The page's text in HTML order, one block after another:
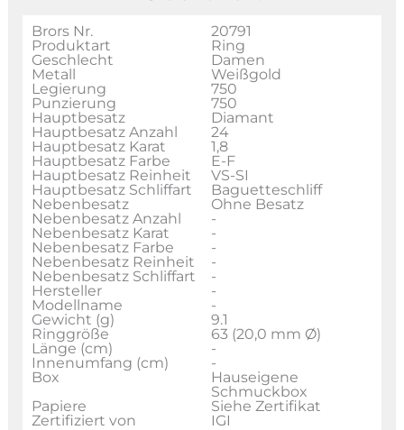
Brors Nr.
20791
Produktart
Ring
Geschlecht
Damen
Metall
Weißgold
Legierung
750
Punzierung
750
Hauptbesatz
Diamant
Hauptbesatz Anzahl
24
Hauptbesatz Karat
1,8
Hauptbesatz Farbe
E-F
Hauptbesatz Reinheit
VS-SI
Hauptbesatz Schliffart
Baguetteschliff
Nebenbesatz
Ohne Besatz
Nebenbesatz Anzahl
-
Nebenbesatz Karat
-
Nebenbesatz Farbe
-
Nebenbesatz Reinheit
-
Nebenbesatz Schliffart
-
Hersteller
-
Modellname
-
Gewicht (g)
9.1
Ringgröße
63 (20,0 mm Ø)
Länge (cm)
-
Innenumfang (cm)
-
Box
Hauseigene
Schmuckbox
Papiere
Siehe Zertifikat
Zertifiziert von
IGI